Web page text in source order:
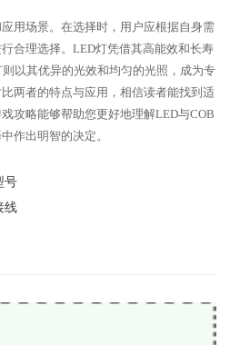
用场景。在选择时，用户应根据自身需
合理选择。LED灯凭借其高能效和长寿
以其优异的光效和均匀的光照，成为专
两者的特点与应用，相信读者能找到适
攻略能够帮助您更好地理解LED与COB
作出明智的决定。
号
线